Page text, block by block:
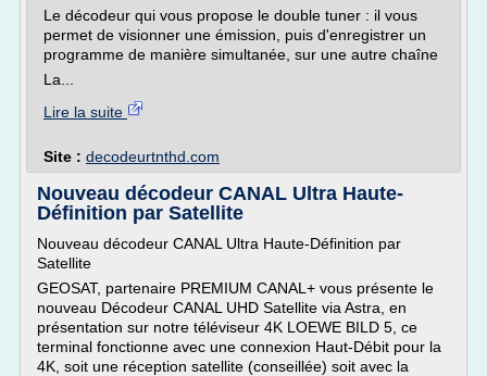
Le décodeur qui vous propose le double tuner : il vous
permet de visionner une émission, puis d'enregistrer un
programme de manière simultanée, sur une autre chaîne
La...
Lire la suite
Site : decodeurtnthd.com
Nouveau décodeur CANAL Ultra Haute-
Définition par Satellite
Nouveau décodeur CANAL Ultra Haute-Définition par
Satellite
GEOSAT, partenaire PREMIUM CANAL+ vous présente le
nouveau Décodeur CANAL UHD Satellite via Astra, en
présentation sur notre téléviseur 4K LOEWE BILD 5, ce
terminal fonctionne avec une connexion Haut-Débit pour la
4K, soit une réception satellite (conseillée) soit avec la